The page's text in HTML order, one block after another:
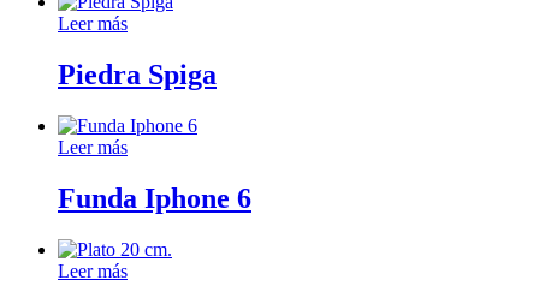
Leer más
Piedra Spiga
Leer más
Funda Iphone 6
Leer más